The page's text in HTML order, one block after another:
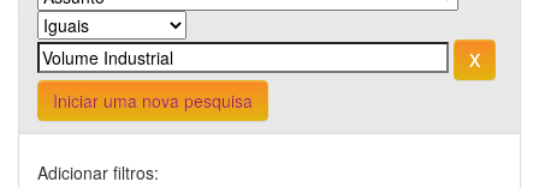
Iniciar uma nova pesquisa
Adicionar filtros: